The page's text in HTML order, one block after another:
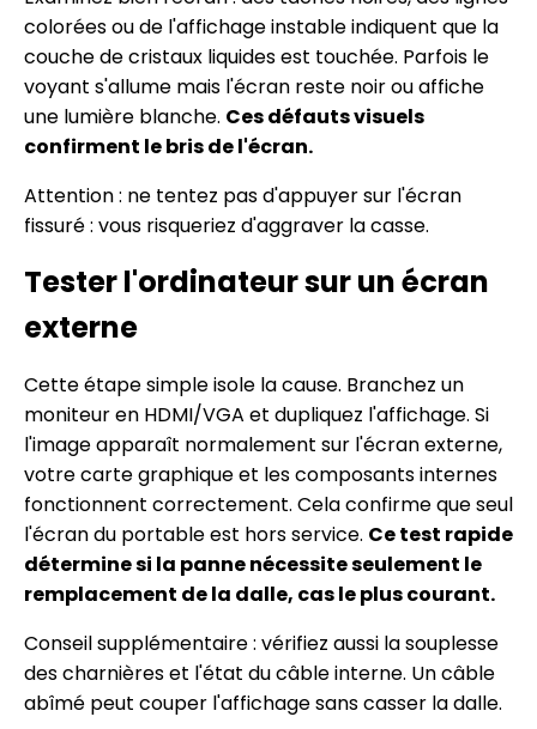
colorées ou de l'affichage instable indiquent que la
couche de cristaux liquides est touchée. Parfois le
voyant s'allume mais l'écran reste noir ou affiche
une lumière blanche. Ces défauts visuels
confirment le bris de l'écran.
Attention : ne tentez pas d'appuyer sur l'écran
fissuré : vous risqueriez d'aggraver la casse.
Tester l'ordinateur sur un écran
externe
Cette étape simple isole la cause. Branchez un
moniteur en HDMI/VGA et dupliquez l'affichage. Si
l'image apparaît normalement sur l'écran externe,
votre carte graphique et les composants internes
fonctionnent correctement. Cela confirme que seul
l'écran du portable est hors service. Ce test rapide
détermine si la panne nécessite seulement le
remplacement de la dalle, cas le plus courant.
Conseil supplémentaire : vérifiez aussi la souplesse
des charnières et l'état du câble interne. Un câble
abîmé peut couper l'affichage sans casser la dalle.